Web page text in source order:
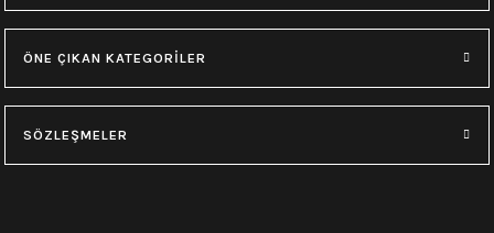
ÖNE ÇIKAN KATEGORİLER
SÖZLEŞMELER